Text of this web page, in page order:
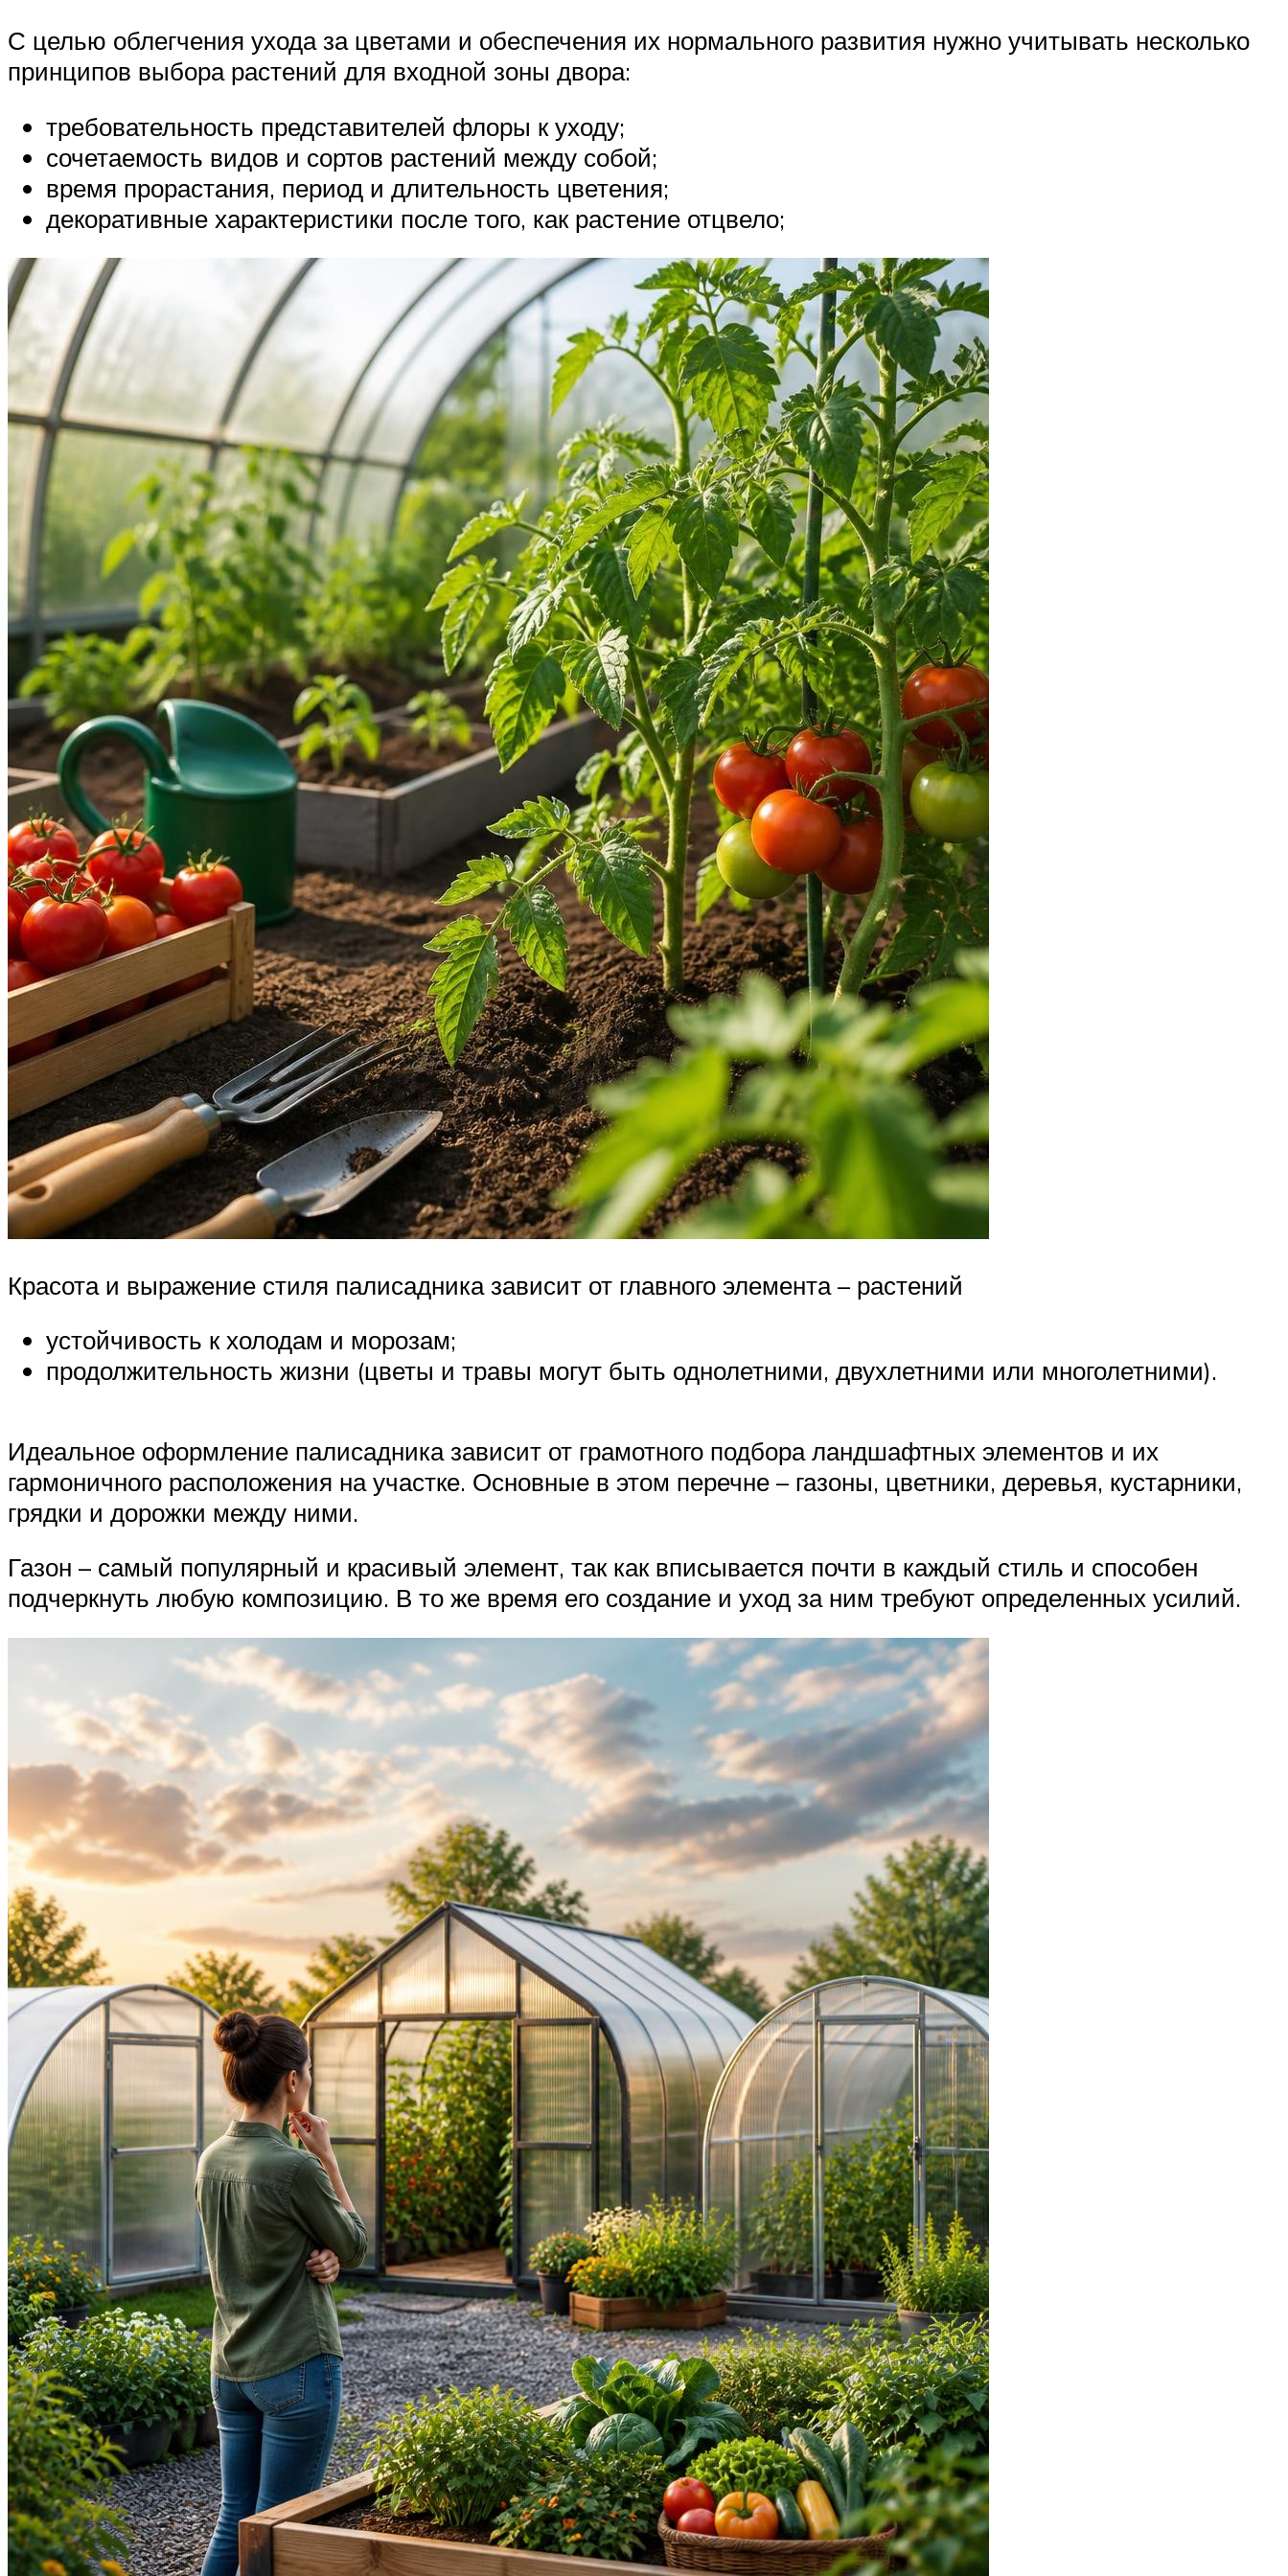
С целью облегчения ухода за цветами и обеспечения их нормального развития нужно учитывать несколько
принципов выбора растений для входной зоны двора:
требовательность представителей флоры к уходу;
сочетаемость видов и сортов растений между собой;
время прорастания, период и длительность цветения;
декоративные характеристики после того, как растение отцвело;
Красота и выражение стиля палисадника зависит от главного элемента – растений
устойчивость к холодам и морозам;
продолжительность жизни (цветы и травы могут быть однолетними, двухлетними или многолетними).
Идеальное оформление палисадника зависит от грамотного подбора ландшафтных элементов и их
гармоничного расположения на участке. Основные в этом перечне – газоны, цветники, деревья, кустарники,
грядки и дорожки между ними.
Газон – самый популярный и красивый элемент, так как вписывается почти в каждый стиль и способен
подчеркнуть любую композицию. В то же время его создание и уход за ним требуют определенных усилий.